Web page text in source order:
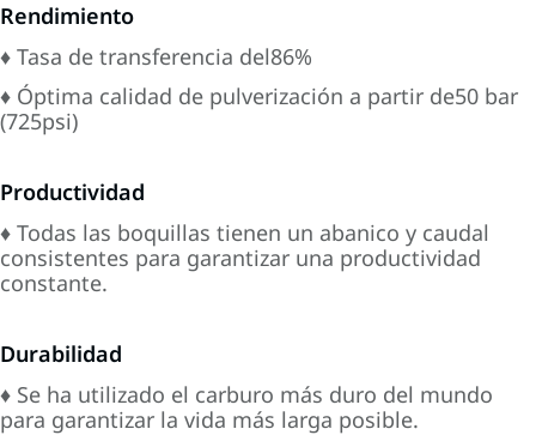
Rendimiento
♦ Tasa de transferencia del86%
♦ Óptima calidad de pulverización a partir de50 bar
(725psi)
Productividad
♦ Todas las boquillas tienen un abanico y caudal
consistentes para garantizar una productividad
constante.
Durabilidad
♦ Se ha utilizado el carburo más duro del mundo
para garantizar la vida más larga posible.